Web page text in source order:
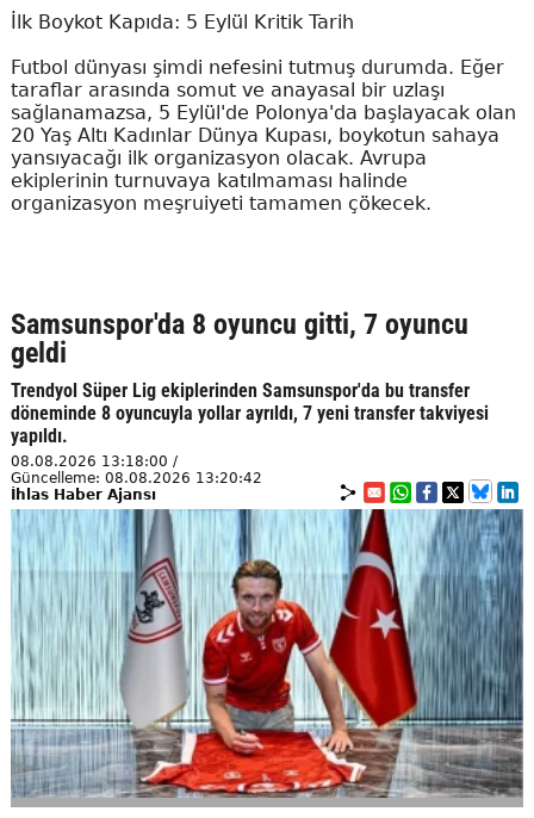
İlk Boykot Kapıda: 5 Eylül Kritik Tarih
Futbol dünyası şimdi nefesini tutmuş durumda. Eğer
taraflar arasında somut ve anayasal bir uzlaşı
sağlanamazsa, 5 Eylül'de Polonya'da başlayacak olan
20 Yaş Altı Kadınlar Dünya Kupası, boykotun sahaya
yansıyacağı ilk organizasyon olacak. Avrupa
ekiplerinin turnuvaya katılmaması halinde
organizasyon meşruiyeti tamamen çökecek.
Samsunspor'da 8 oyuncu gitti, 7 oyuncu
geldi
Trendyol Süper Lig ekiplerinden Samsunspor'da bu transfer
döneminde 8 oyuncuyla yollar ayrıldı, 7 yeni transfer takviyesi
yapıldı.
08.08.2026 13:18:00 /
Güncelleme: 08.08.2026 13:20:42
İhlas Haber Ajansı